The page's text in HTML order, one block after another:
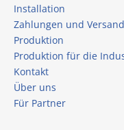
Installation
Zahlungen und Versand
Produktion
Produktion für die
Kontakt
Über uns
Für Partner